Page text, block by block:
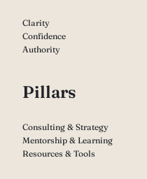
Clarity
Confidence
Authority
Pillars
Consulting & Strategy
Mentorship & Learning
Resources & Tools